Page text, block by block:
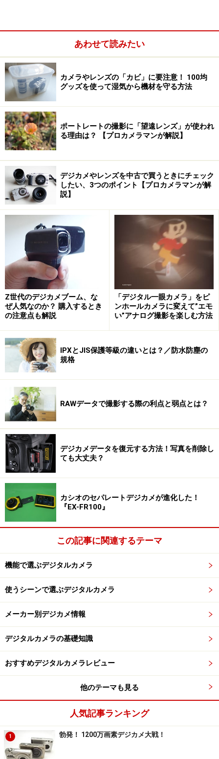
バリアングル液晶ディスプレイの搭載も撮影の自由度を
増しています。4倍ズームレンズ搭載でワイド端の開放
値はF2.8と明るいのですが、望遠端のそれがF5.8と暗め
なのが玉に瑕。（参考記事：
ビュー）
Canon デジタルカメラ PowerShot G1X 1.5型高感度
CMOSセンサー 3.0型バリアングル液晶 ブラック
PSG1X
Amazonで見る
・富士フイルム X10
ム FinePix X100 レビュー
型と大型のイメージセンサを搭載し、かつ4倍ズームレ
ンズを搭載しているバランスの取れた高画質デジカメ。
単焦点レンズを搭載したX100ではどうしても取っつきに
くさが残りましたが、X10は多くのユーザーに勧められ
る「より万人向け」のデジタルカメラとなっています。
レンズがF2-2.8と全域で明るいのもオススメポイントで
す。
FUJIFILM デジタルカメラ X10 光学4倍 F FX-X10
・パナソニック DMC-LX5
高感度に強い1000万画素のCCDイメージセンサ、そして
F2.0-3.3とこちらもライカのブランド・VARIO-
SUMMICRONを冠したレンズを搭載した機種です。
AVCHD LiteによるHD動画の撮影にも対応しており、長
時間の動画撮影ができるのが利点となります。
あわせて読みたい
カメラやレンズの「カビ」に要注意！ 100均
グッズを使って湿気から機材を守る方法
ポートレートの撮影に「望遠レンズ」が使われ
る理由は？ 【プロカメラマンが解説】
デジカメやレンズを中古で買うときにチェック
したい、3つのポイント【プロカメラマンが解
説】
Z世代のデジカメブーム、な
ぜ人気なのか？ 購入するとき
の注意点も解説
「デジタル一眼カメラ」をピ
ンホールカメラに変えて”エモ
い”アナログ撮影を楽しむ方法
IPXとJIS保護等級の違いとは？／防水防塵の
規格
RAWデータで撮影する際の利点と弱点とは？
デジカメデータを復元する方法！写真を削除し
ても大丈夫？
カシオのセパレートデジカメが進化した！
『EX-FR100』
この記事に関連するテーマ
機能で選ぶデジタルカメラ
使うシーンで選ぶデジタルカメラ
メーカー別デジカメ情報
デジタルカメラの基礎知識
おすすめデジタルカメラレビュー
他のテーマも見る
人気記事ランキング
1 勃発！ 1200万画素デジカメ大戦！